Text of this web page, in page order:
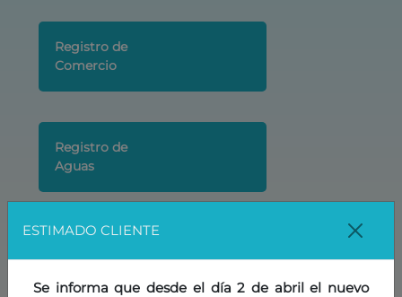
ESTIMADO CLIENTE
Se informa que desde el día 2 de abril el nuevo
Registro de
Comercio
Registro de
Aguas